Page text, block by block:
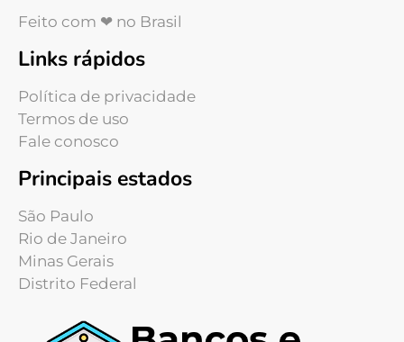
Feito com ❤ no Brasil
Links rápidos
Política de privacidade
Termos de uso
Fale conosco
Principais estados
São Paulo
Rio de Janeiro
Minas Gerais
Distrito Federal